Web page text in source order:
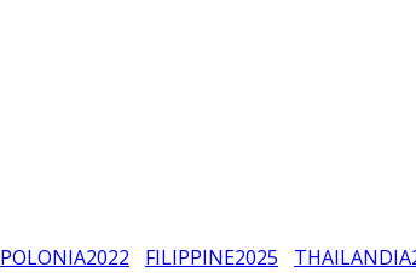
POLONIA2022 FILIPPINE2025 THAILANDIA